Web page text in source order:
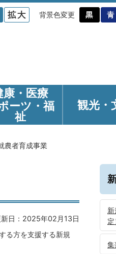
背景色変更
康・医療
ーツ・福
祉
観光・
農者育成事業
日：2025年02月13日
る方を支援する新規
集